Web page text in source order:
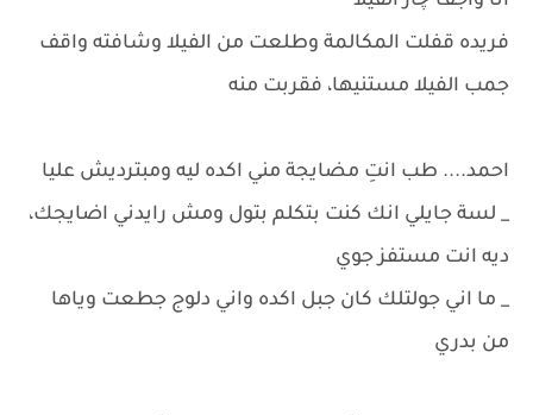
فريده قفلت المكالمة وطلعت من الفيلا وشافته واقف
جمب الفيلا مستنيها، فقربت منه
احمد.... طب انتِ مضايجة مني اكده ليه ومبترديش عليا
_ لسة جايلي انك كنت بتكلم بتول ومش رايدني اضايجك،
ديه انت مستفز جوي
_ ما اني جولتلك كان جبل اكده واني دلوج جطعت وياها
من بدري